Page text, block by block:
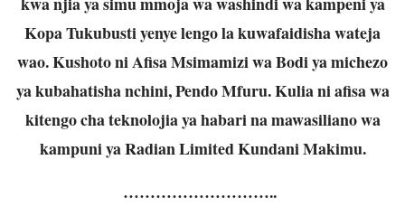
Kopa Tukubusti yenye lengo la kuwafaidisha wateja
wao. Kushoto ni Afisa Msimamizi wa Bodi ya michezo
ya kubahatisha nchini, Pendo Mfuru. Kulia ni afisa wa
kitengo cha teknolojia ya habari na mawasiliano wa
kampuni ya Radian Limited Kundani Makimu.
………………………..